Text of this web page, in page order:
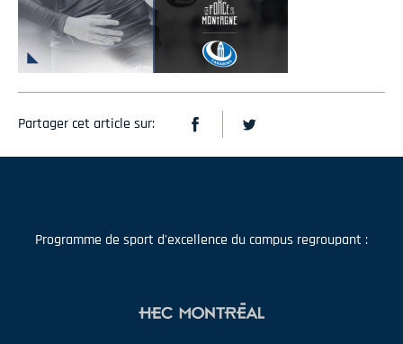
Partager cet article sur:
Programme de sport d'excellence du campus regroupant :